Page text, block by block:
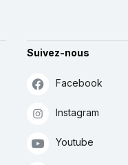
Suivez-nous
Facebook
Instagram
Youtube